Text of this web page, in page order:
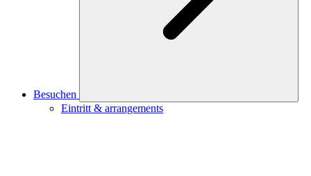
Besuchen
Eintritt & arrangements